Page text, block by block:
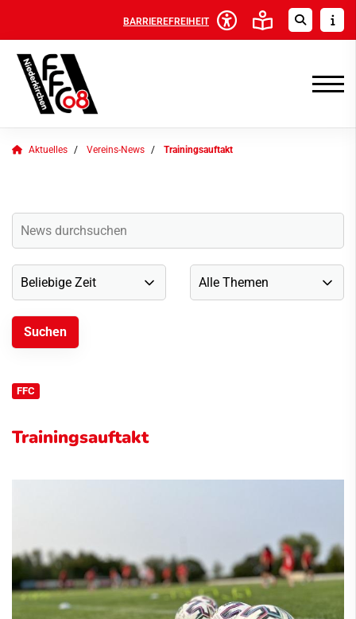
BARRIEREFREIHEIT
Aktuelles Vereins-News Trainingsauftakt
FFC
Trainingsauftakt